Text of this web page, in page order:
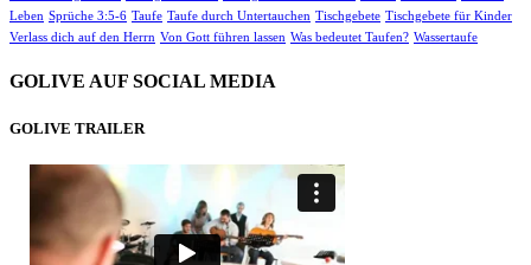
Leben Sprüche 3:5-6 Taufe Taufe durch Untertauchen Tischgebete Tischgebete für Kinder
Verlass dich auf den Herrn Von Gott führen lassen Was bedeutet Taufen? Wassertaufe
GOLIVE AUF SOCIAL MEDIA
GOLIVE TRAILER